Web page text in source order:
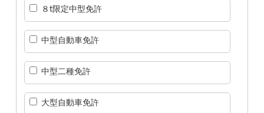
８t限定中型免許
中型自動車免許
中型二種免許
大型自動車免許